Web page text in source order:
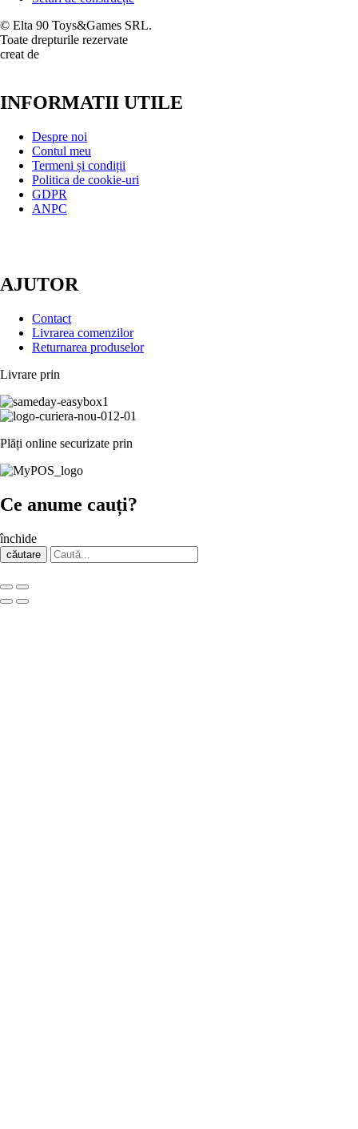
© Elta 90 Toys&Games SRL.
Toate drepturile rezervate
creat de
INFORMATII UTILE
Despre noi
Contul meu
Termeni și condiții
Politica de cookie-uri
GDPR
ANPC
AJUTOR
Contact
Livrarea comenzilor
Returnarea produselor
Livrare prin
Plăți online securizate prin
Ce anume cauți?
închide
căutare